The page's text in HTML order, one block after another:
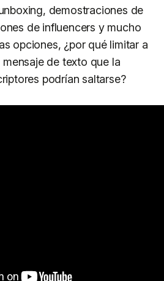
demostraciones de
de influencers y mucho
opciones, ¿por qué limitar a
de texto que la
podrían saltarse?